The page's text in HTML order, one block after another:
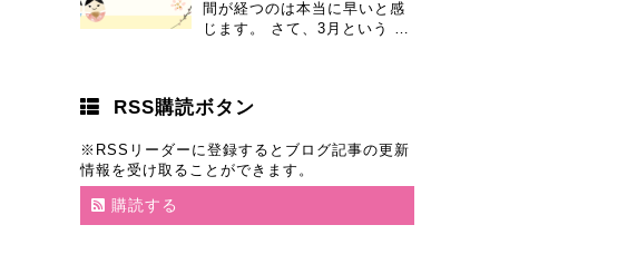
間が経つのは本当に早いと感
じます。 さて、3月という …
RSS購読ボタン
※RSSリーダーに登録するとブログ記事の更新
情報を受け取ることができます。
購読する